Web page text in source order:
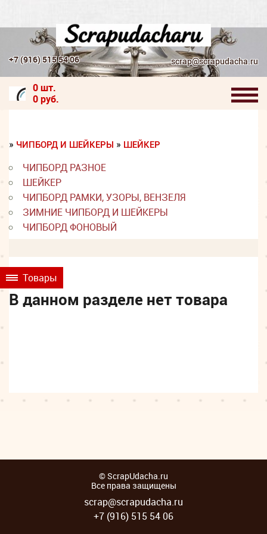
+7 (916) 515 54 06 scrap@scrapudacha.ru
0 шт.
0 руб.
» ЧИПБОРД И ШЕЙКЕРЫ » ШЕЙКЕР
ЧИПБОРД РАЗНОЕ
ШЕЙКЕР
ЧИПБОРД РАМКИ, УЗОРЫ, ВЕНЗЕЛЯ
ЗИМНИЕ ЧИПБОРД И ШЕЙКЕРЫ
ЧИПБОРД ФОНОВЫЙ
В данном разделе нет товара
© ScrapUdacha.ru
Все права защищены
scrap@scrapudacha.ru
+7 (916) 515 54 06
Товары